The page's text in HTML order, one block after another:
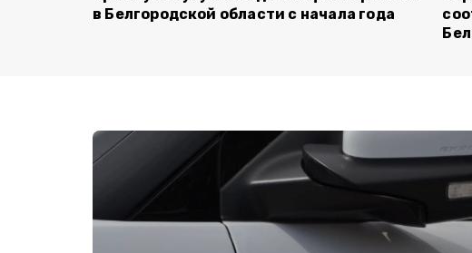
в Белгородской области с начала года